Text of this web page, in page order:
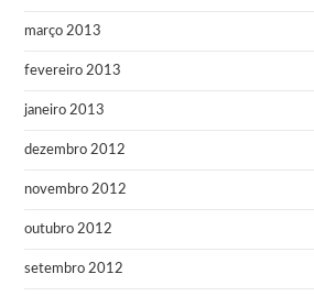
março 2013
fevereiro 2013
janeiro 2013
dezembro 2012
novembro 2012
outubro 2012
setembro 2012